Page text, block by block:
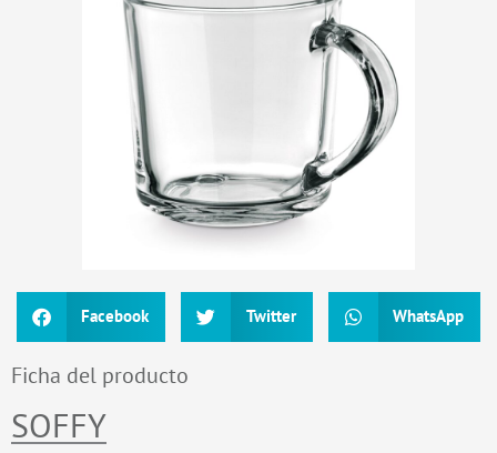
Facebook Twitter WhatsApp
Ficha del producto
SOFFY